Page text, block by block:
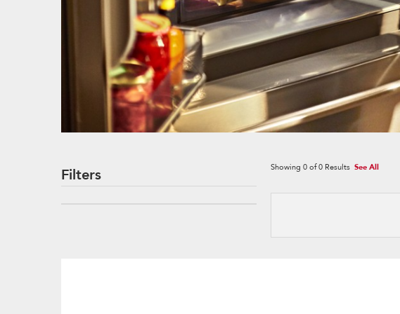
Filters Showing 0of0 Results See All